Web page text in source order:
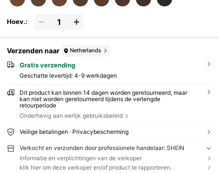
Hoev.:
Verzenden naar Netherlands
Gratis verzending
Geschatte levertijd: 4-9 werkdagen
Dit product kan binnen 14 dagen worden geretourneerd, maar
kan niet worden geretourneerd tijdens de verlengde
retourperiode
Onderhevig aan eerlijk gebruiksbeleid
Veilige betalingen · Privacybescherming
Verkocht en verzonden door professionele handelaar: SHEIN
Informatie en verplichtingen van de verkoper
klik hier om deze verkoper en/of product te rapporteren.